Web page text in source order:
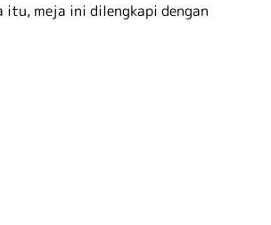
meja ini dilengkapi dengan